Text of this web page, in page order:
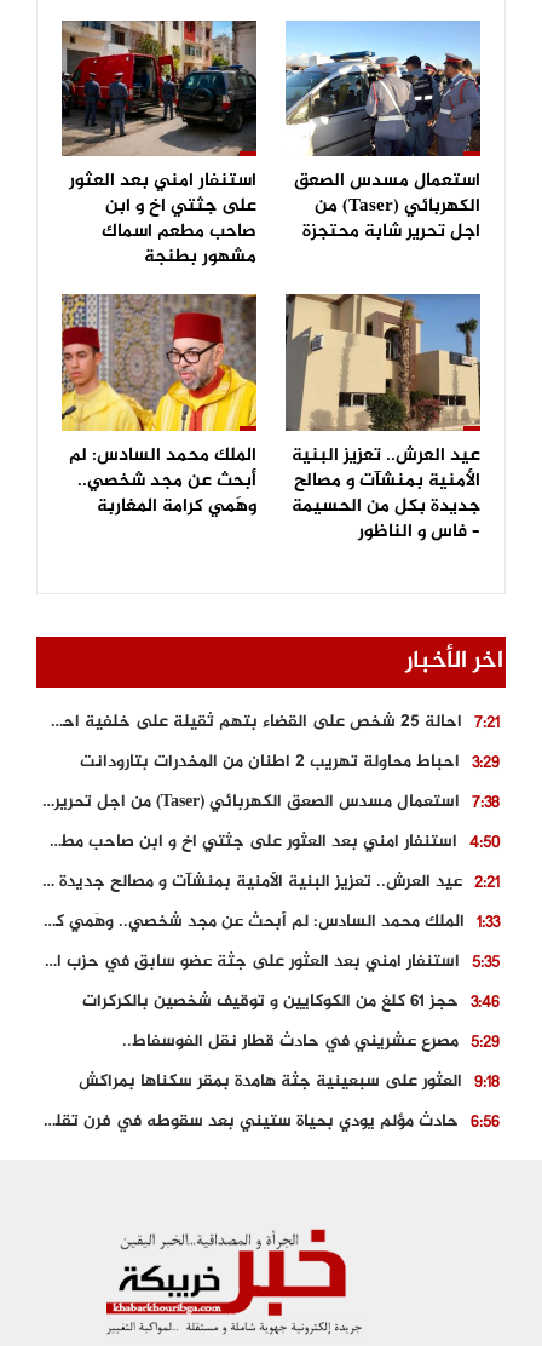
استعمال مسدس الصعق
الكهربائي (Taser) من
اجل تحرير شابة محتجزة
استنفار امني بعد العثور
على جثتي اخ و ابن
صاحب مطعم اسماك
مشهور بطنجة
عيد العرش.. تعزيز البنية
الأمنية بمنشآت و مصالح
جديدة بكل من الحسيمة
– فاس و الناظور
الملك محمد السادس: لم
أبحث عن مجد شخصي..
وهَمي كرامة المغاربة
اخر الأخبار
7:21
احالة 25 شخص على القضاء بتهم ثقيلة على خلفية احداث المناطق الشمالية
3:29 احباط محاولة تهريب 2 اطنان من المخدرات بتارودانت
7:38
استعمال مسدس الصعق الكهربائي (Taser) من اجل تحرير شابة محتجزة
4:50
استنفار امني بعد العثور على جثتي اخ و ابن صاحب مطعم اسماك مشهور بطنجة
2:21
عيد العرش.. تعزيز البنية الأمنية بمنشآت و مصالح جديدة بكل من الحسيمة – فاس و الناظور
1:33
الملك محمد السادس: لم أبحث عن مجد شخصي.. وهَمي كرامة المغاربة
5:35
استنفار امني بعد العثور على جثة عضو سابق في حزب المصباح بالقنيطرة..
3:46 حجز 61 كلغ من الكوكايين و توقيف شخصين بالكركرات
5:29 مصرع عشريني في حادث قطار نقل الفوسفاط..
9:18 العثور على سبعينية جثة هامدة بمقر سكناها بمراكش
6:56
حادث مؤلم يودي بحياة ستيني بعد سقوطه في فرن تقليدي “للجير”